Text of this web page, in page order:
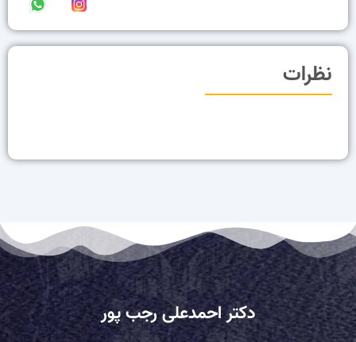
نظرات
دکتر احمدعلی رجب پور